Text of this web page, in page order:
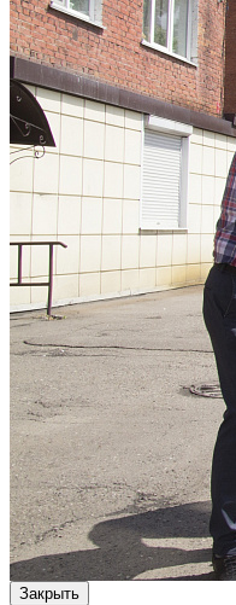
Закрыть